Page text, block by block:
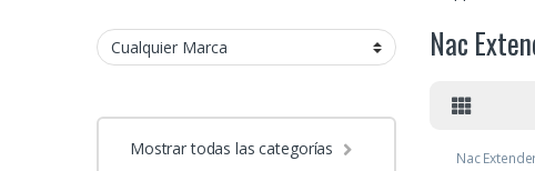
Nac
Nac
Mostrar todas las categorías